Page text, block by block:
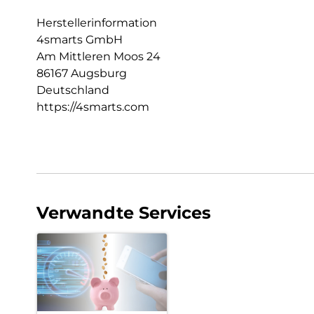
Herstellerinformation
4smarts GmbH
Am Mittleren Moos 24
86167 Augsburg
Deutschland
https://4smarts.com
Verwandte Services